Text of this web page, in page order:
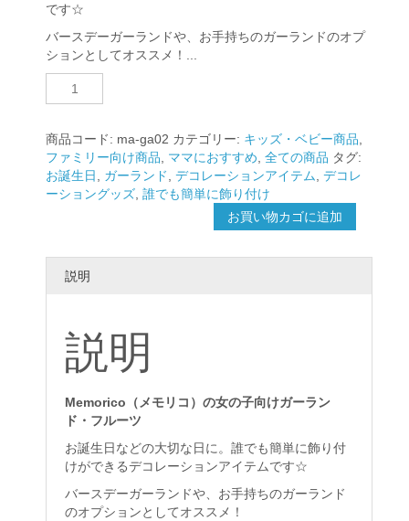
です☆
バースデーガーランドや、お手持ちのガーランドのオプ
ションとしてオススメ！...
Memorico
ラ
ン
ド
ミ
商品コード: ma-ga02 カテゴリー: キッズ・ベビー商品
ファミリー向け商品
ママにおすすめ 全ての商品 タグ:
お誕生日
ガーランド デコレーションアイテム
デコレ
ーショングッズ 誰でも簡単に飾り付け
お買い物カゴに追加
説明
説明
Memorico（メモリコ）の女の子向けガーラン
ド・フルーツ
お誕生日などの大切な日に。誰でも簡単に飾り付
けができるデコレーションアイテムです☆
バースデーガーランドや、お手持ちのガーランド
のオプションとしてオススメ！